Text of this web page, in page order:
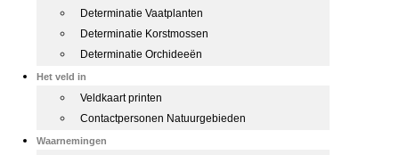
Determinatie Vaatplanten
Determinatie Korstmossen
Determinatie Orchideeën
Het veld in
Veldkaart printen
Contactpersonen Natuurgebieden
Waarnemingen